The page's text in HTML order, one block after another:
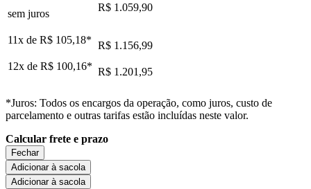
sem juros
R$ 1.059,90
11x de R$ 105,18* R$ 1.156,99
12x de R$ 100,16* R$ 1.201,95
*Juros: Todos os encargos da operação, como juros, custo de
parcelamento e outras tarifas estão incluídas neste valor.
Calcular frete e prazo
Fechar
Adicionar à sacola
Adicionar à sacola